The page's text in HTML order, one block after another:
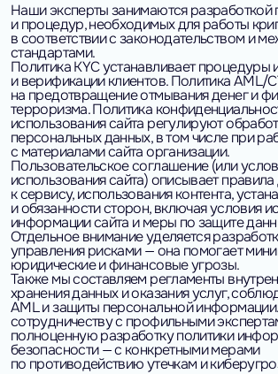
Наши эксперты занимаются разработкой
и процедур, необходимых для работы
в соответствии с законодательством и
стандартами.
Политика KYC устанавливает процедуры
и верификации клиентов. Политика AML/
на предотвращение отмывания денег и
терроризма. Политика
использования сайта регулируют
персональных данных, в том числе при
с материалами сайта организации.
Пользовательское соглашение (или
использования сайта) описывает
к сервису, использования контента,
и обязанности сторон, включая условия
информации сайта и меры по защите
Отдельное внимание уделяется
управления рисками — она помогает
юридические и финансовые угрозы.
Также мы составляем регламенты
хранения данных и оказания услуг,
AML и защиты персональной
сотрудничеству с профильными
полноценную разработку политики
безопасности — с конкретными мерами
по противодействию утечкам и